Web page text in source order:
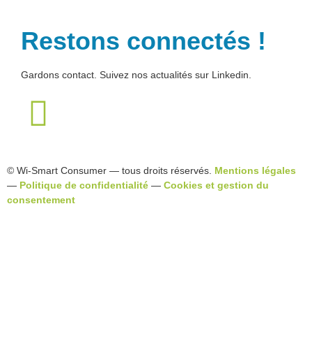
Restons connectés !
Gardons contact. Suivez nos actualités sur Linkedin.
© Wi-Smart Consumer — tous droits réservés. Mentions légales
— Politique de confidentialité — Cookies et gestion du
consentement